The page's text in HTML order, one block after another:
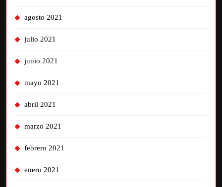
agosto 2021
julio 2021
junio 2021
mayo 2021
abril 2021
marzo 2021
febrero 2021
enero 2021